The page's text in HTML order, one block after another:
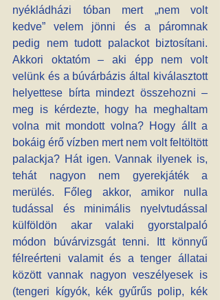
nyékládházi tóban mert „nem volt
kedve” velem jönni és a páromnak
pedig nem tudott palackot biztosítani.
Akkori oktatóm – aki épp nem volt
velünk és a búvárbázis által kiválasztott
helyettese bírta mindezt összehozni –
meg is kérdezte, hogy ha meghaltam
volna mit mondott volna? Hogy állt a
bokáig érő vízben mert nem volt feltöltött
palackja? Hát igen. Vannak ilyenek is,
tehát nagyon nem gyerekjáték a
merülés. Főleg akkor, amikor nulla
tudással és minimális nyelvtudással
külföldön akar valaki gyorstalpaló
módon búvárvizsgát tenni. Itt könnyű
félreérteni valamit és a tenger állatai
között vannak nagyon veszélyesek is
(tengeri kígyók, kék gyűrűs polip, kék